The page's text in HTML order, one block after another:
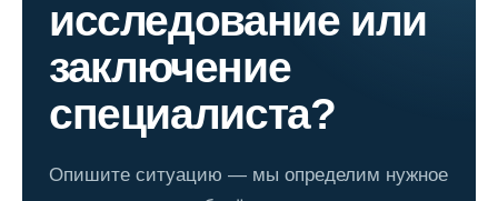
исследование или
заключение
специалиста?
Опишите ситуацию — мы определим нужное